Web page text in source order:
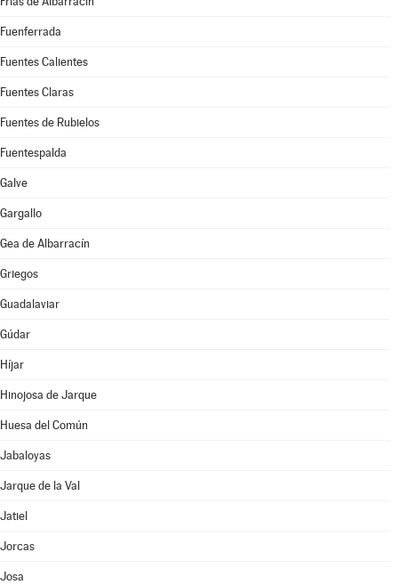
Fuenferrada
Fuentes Calientes
Fuentes Claras
Fuentes de Rubielos
Fuentespalda
Galve
Gargallo
Gea de Albarracín
Griegos
Guadalaviar
Gúdar
Híjar
Hinojosa de Jarque
Huesa del Común
Jabaloyas
Jarque de la Val
Jatiel
Jorcas
Josa